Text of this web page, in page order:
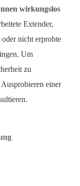
wirkungslos
Extender,
nicht erprobte
Um
zu
einer